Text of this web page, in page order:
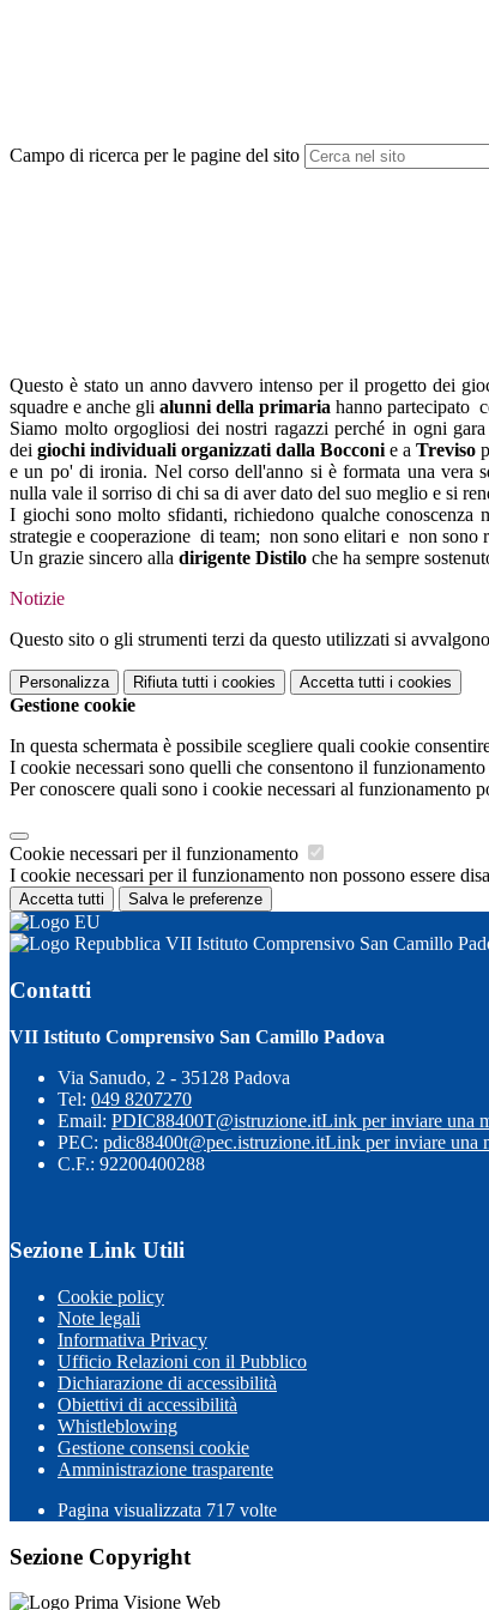
Campo di ricerca per le pagine del sito
Questo è stato un annodavvero intenso per il progetto dei
squadre e anche gli alunni della primaria hanno partecipato
Siamo molto orgogliosi dei nostri ragazzi perché in ogni
dei giochi individuali organizzati dalla Bocconi e a Treviso
eun po' di ironia. Nel corso dell'anno si è formata una vera
nulla vale il sorriso di chi sa di aver dato del suo meglio e si
I giochi sono molto sfidanti, richiedono qualche conoscenza
strategie e cooperazione di team; non sono elitari e non sono
Un grazie sincero alla dirigente Distilo che ha sempre
Notizie
Questo sito o gli strumenti terzi da questo utilizzati si
Personalizza Rifiuta tutti i cookies Accetta tutti i cookies
Gestione cookie
In questa schermata è possibile scegliere quali cookie
I cookie necessari sono quelli che consentono il
Per conoscere quali sono i cookie necessari al funzionamento
Cookie necessari per il funzionamento
I cookie necessari per il funzionamento non possono essere
Accetta tutti Salva le preferenze
VII Istituto Comprensivo San Camillo
Contatti
VII Istituto Comprensivo San Camillo Padova
Via Sanudo, 2 - 35128 Padova
Tel: 049 8207270
Email: PDIC88400T@istruzione.itLink per inviare una
PEC: pdic88400t@pec.istruzione.itLink per inviare una
C.F.: 92200400288
Sezione Link Utili
Cookie policy
Note legali
Informativa Privacy
Ufficio Relazioni con il Pubblico
Dichiarazione di accessibilità
Obiettivi di accessibilità
Whistleblowing
Gestione consensi cookie
Amministrazione trasparente
Pagina visualizzata 717 volte
Sezione Copyright